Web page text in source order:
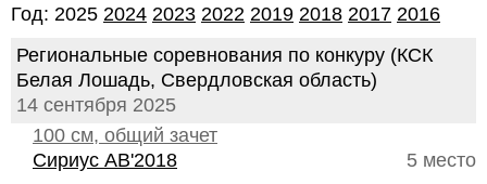
Год: 2025 2024 2023 2022 2019 2018 2017 2016
Региональные соревнования по конкуру (КСК
Белая Лошадь, Свердловская область)
14 сентября 2025
100 см, общий зачет
5 место
Сириус АВ'2018